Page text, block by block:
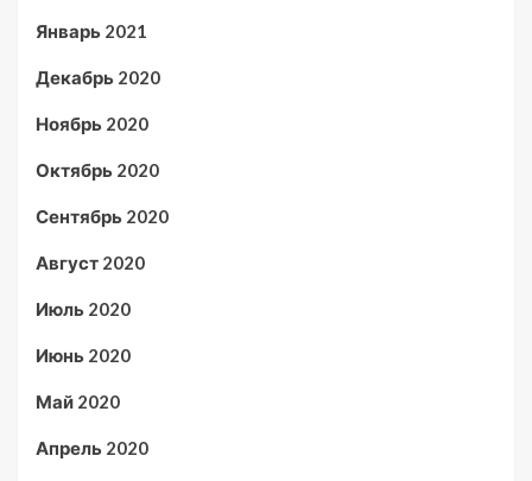
Январь 2021
Декабрь 2020
Ноябрь 2020
Октябрь 2020
Сентябрь 2020
Август 2020
Июль 2020
Июнь 2020
Май 2020
Апрель 2020